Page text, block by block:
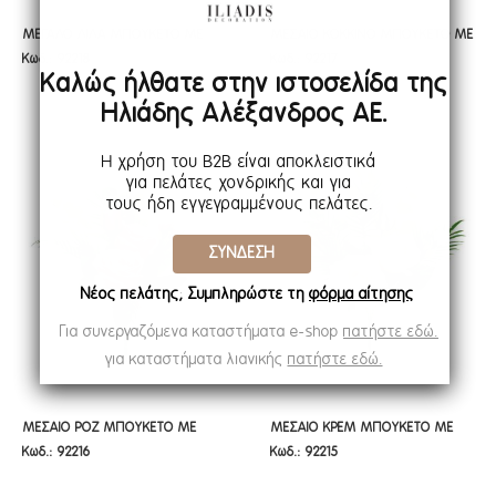
ΜΕΓΑΛΟ ΛΙΛΑ ΜΠΟΥΚΕΤΟ ΜΕ
ΤΡΙΑΝΤΑΦΥΛΛΑ UV ΠΡΟΣΤΑΣΙΑ
X11 57EK
ΜΕΓΑΛΟ ΛΙΛΑ ΜΠΟΥΚΕΤΟ ΜΕ
ΤΡΙΑΝΤΑΦΥΛΛΑ UV ΠΡΟΣΤΑΣΙΑ
X11 57EK
Κωδ.: 92218
ΜΕΣΑΙΟ KOKKINO ΜΠΟΥΚΕΤΟ ΜΕ
43EK
ΜΕΣΑΙΟ KOKKINO ΜΠΟΥΚΕΤΟ ΜΕ
X7 43EK
ΜΕΣΑΙΟ ΡΟΖ ΜΠΟΥΚΕΤΟ ΜΕ
ΤΡΙΑΝΤΑΦΥΛΛΑ UV ΠΡΟΣΤΑΣΙΑ X7
ΜΕΣΑΙΟ ΡΟΖ ΜΠΟΥΚΕΤΟ ΜΕ
ΤΡΙΑΝΤΑΦΥΛΛΑ UV ΠΡΟΣΤΑΣΙΑ
Κωδ.: 92216
ΜΕΣΑΙΟ ΚΡΕΜ ΜΠΟΥΚΕΤΟ ΜΕ
ΤΡΙΑΝΤΑΦΥΛΛΑ UV ΠΡΟΣΤΑΣΙΑ X7
ΜΕΣΑΙΟ ΚΡΕΜ ΜΠΟΥΚΕΤΟ ΜΕ
ΤΡΙΑΝΤΑΦΥΛΛΑ UV ΠΡΟΣΤΑΣΙΑ
Κωδ.: 92215
ΣΥΝΔΕΣΗ
Καλώς ήλθατε στην ιστοσελίδα της
Ηλιάδης Αλέξανδρος ΑΕ.
Για συνεργαζόμενα καταστήματα e-shop πατήστε εδώ.
Η χρήση του B2B είναι αποκλειστικά
για πελάτες χονδρικής και για
τους ήδη εγγεγραμμένους πελάτες.
Νέος πελάτης; Συμπληρώστε τη φόρμα αίτησης
για καταστήματα λιανικής πατήστε εδώ.